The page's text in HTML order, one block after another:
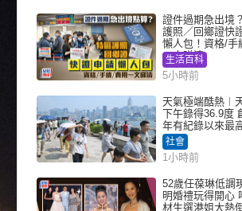
證件過期急出境
護照／回鄉證快
懶人包！資格/手
一文睇清
生活百科
5小時前
天氣極端酷熱︱
下午錄得36.9度
年有紀錄以來最
社會
1小時前
52歲任葆琳低調
明婚禮玩得開心 哈佛高
材生選港姐大熱倒